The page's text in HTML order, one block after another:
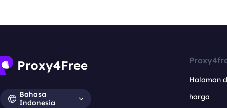
Bahasa
Indonesia
Halaman
harga